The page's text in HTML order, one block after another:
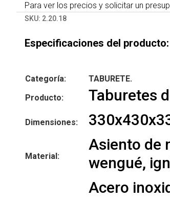
Para ver los precios y solicitar un
SKU: 2.20.18
Especificaciones del producto:
Categoría:
TABURETE.
Producto:
Taburetes
Dimensiones:
Material:
Asiento de
wengué,
Acero